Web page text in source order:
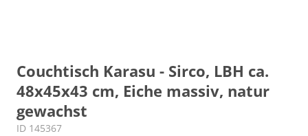
Couchtisch Karasu - Sirco, LBH ca.
48x45x43 cm, Eiche massiv, natur
gewachst
ID 145367